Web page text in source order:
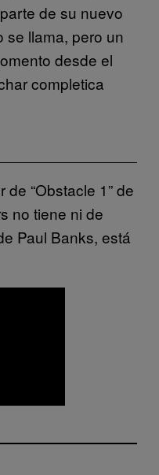
de su nuevo
se llama, pero un
desde el
completica
“Obstacle 1” de
no tiene ni de
Paul Banks, está